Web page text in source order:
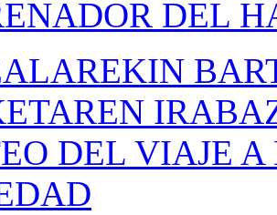
DEL
DEL VIAJE